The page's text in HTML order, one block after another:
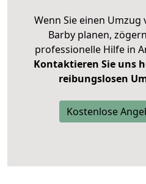
Wenn Sie einen
Barby planen,
professionelle Hilfe in
Kontaktieren Sie uns
reibungslosen
Kostenlose